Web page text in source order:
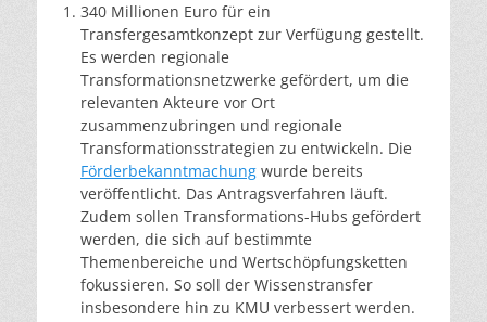
340 Millionen Euro für ein
Transfergesamtkonzept zur Verfügung gestellt.
Es werden regionale
Transformationsnetzwerke gefördert, um die
relevanten Akteure vor Ort
zusammenzubringen und regionale
Transformationsstrategien zu entwickeln. Die
Förderbekanntmachung wurde bereits
veröffentlicht. Das Antragsverfahren läuft.
Zudem sollen Transformations-Hubs gefördert
werden, die sich auf bestimmte
Themenbereiche und Wertschöpfungsketten
fokussieren. So soll der Wissenstransfer
insbesondere hin zu KMU verbessert werden.